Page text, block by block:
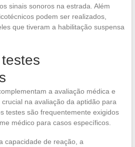
sinais sonoros na estrada. Além
podem ser realizados,
que tiveram a habilitação suspensa
a avaliação médica e
na avaliação da aptidão para
testes são frequentemente exigidos
médico para casos específicos.
capacidade de reação, a